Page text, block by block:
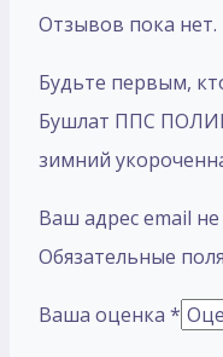
Отзывов пока нет.
Будьте первым,
Бушлат ППС
зимний
Ваш адрес email
Обязательные
Ваша оценка *